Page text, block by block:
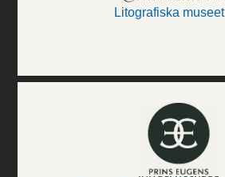
Litografiska museet